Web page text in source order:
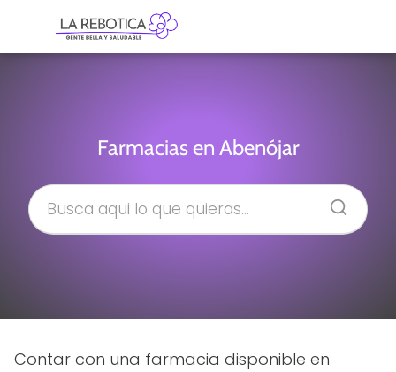
Farmacias en Abenójar
Contar con una farmacia disponible en